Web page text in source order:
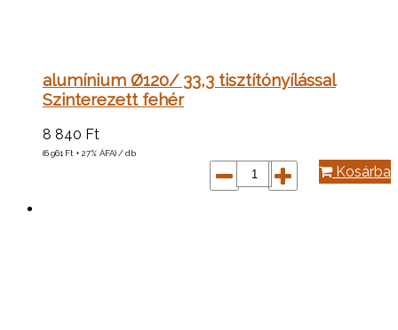
alumínium Ø120/ 33,3 tisztítónyílással
Szinterezett fehér
8 840 Ft
(6 961 Ft + 27% ÁFA) / db
Kosárba